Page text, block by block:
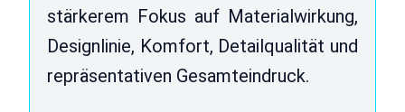
stärkerem Fokus auf Materialwirkung,
Designlinie, Komfort, Detailqualität und
repräsentativen Gesamteindruck.